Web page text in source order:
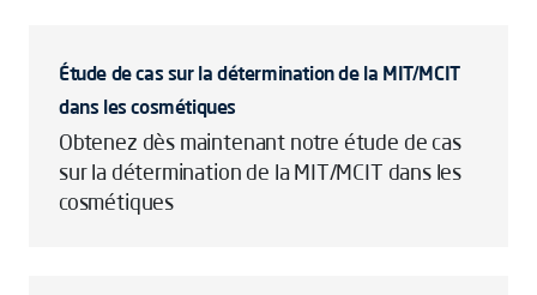
Étude de cas sur la détermination de la MIT/MCIT
dans les cosmétiques
Obtenez dès maintenant notre étude de cas
sur la détermination de la MIT/MCIT dans les
cosmétiques